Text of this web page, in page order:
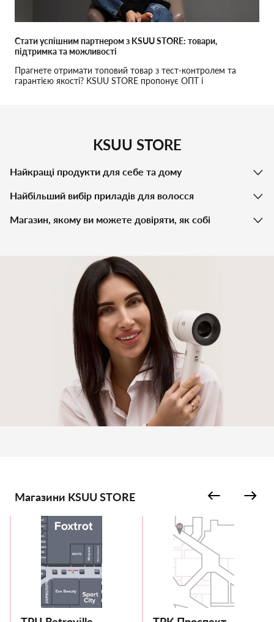
Стати успішним партнером з KSUU STORE: товари,
підтримка та можливості
Прагнете отримати топовий товар з тест-контролем та
гарантією якості? KSUU STORE пропонує ОПТ і
KSUU STORE
Найкращі продукти для себе та дому
Найбільший вибір приладів для волосся
Магазин, якому ви можете довіряти, як собі
Магазини KSUU STORE